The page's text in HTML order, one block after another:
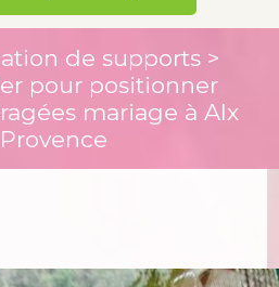
de supports >
pour positionner
mariage à AIx